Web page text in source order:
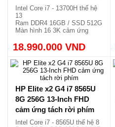
f2013dx i7 13700H 16-
Inch 3K cảm ứng gập 360
độ
Intel Core i7 - 13700H thế hệ
Ram DDR4 16GB / SSD 512G
Màn hình 16 3K cảm ứng
x360
Vỏ nhôm, nhẹ 2.02kg.
18.990.000 VND
HP Elite x2 G4 i7 8565U
8G 256G 13-Inch FHD